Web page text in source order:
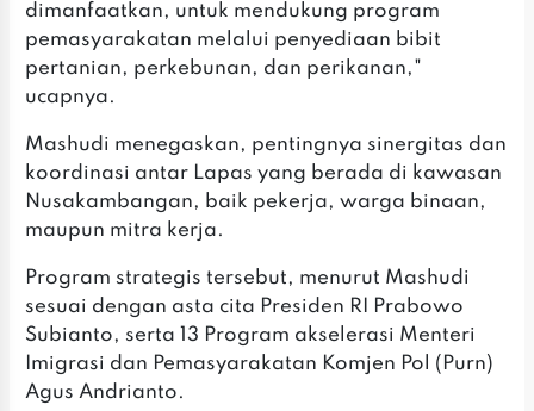
dimanfaatkan, untuk mendukung program
pemasyarakatan melalui penyediaan bibit
pertanian, perkebunan, dan perikanan,"
ucapnya.
Mashudi menegaskan, pentingnya sinergitas dan
koordinasi antar Lapas yang berada di kawasan
Nusakambangan, baik pekerja, warga binaan,
maupun mitra kerja.
Program strategis tersebut, menurut Mashudi
sesuai dengan asta cita Presiden RI Prabowo
Subianto, serta 13 Program akselerasi Menteri
Imigrasi dan Pemasyarakatan Komjen Pol (Purn)
Agus Andrianto.